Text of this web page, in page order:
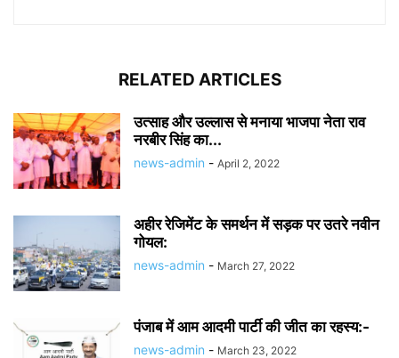
RELATED ARTICLES
उत्साह और उल्लास से मनाया भाजपा नेता राव
नरबीर सिंह का...
news-admin - April 2, 2022
अहीर रेजिमेंट के समर्थन में सड़क पर उतरे नवीन
गोयल:
news-admin - March 27, 2022
पंजाब में आम आदमी पार्टी की जीत का रहस्य:-
news-admin - March 23, 2022